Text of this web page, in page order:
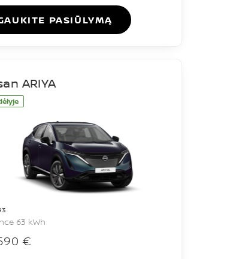
PASIŪLYMĄ
ARIYA
63 kWh
€